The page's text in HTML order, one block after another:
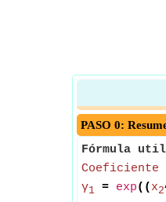
PASO 0:
Fórmula
Coeficiente
γ1 = exp(( x2